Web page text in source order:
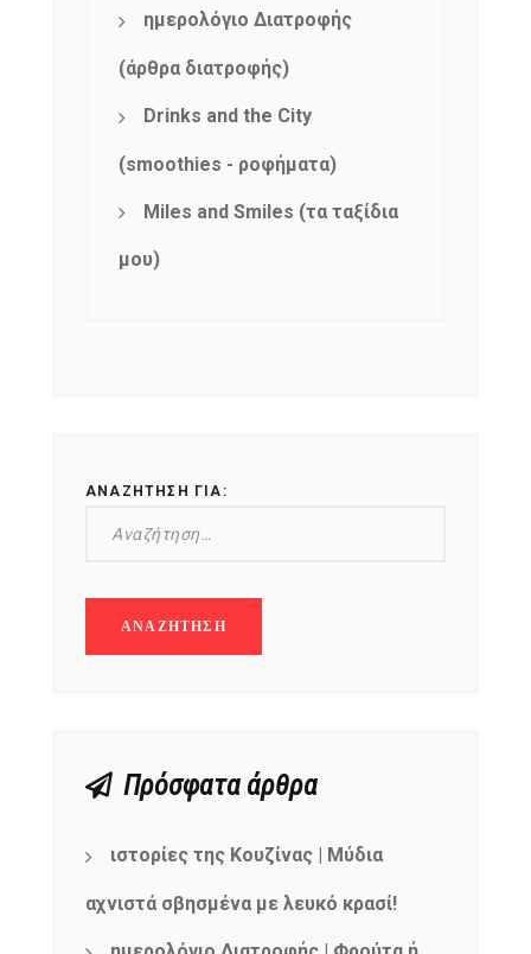
ημερολόγιο Διατροφής
(άρθρα διατροφής)
Drinks and the City
(smoothies - ροφήματα)
Miles and Smiles (τα ταξίδια
μου)
ΑΝΑΖΉΤΗΣΗ ΓΙΑ:
Πρόσφατα άρθρα
ιστορίες της Κουζίνας | Μύδια
αχνιστά σβησμένα με λευκό κρασί!